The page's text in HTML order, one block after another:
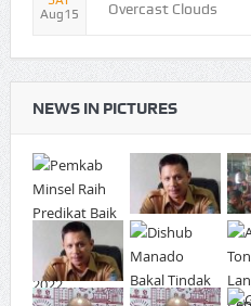
Aug15
Overcast Clouds
NEWS IN PICTURES